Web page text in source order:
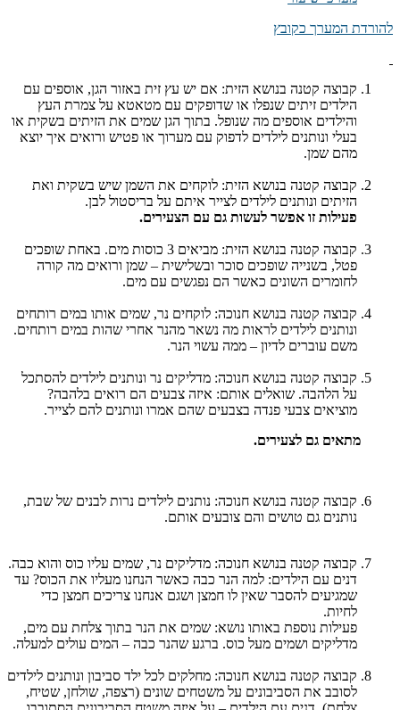
להורדת המערך כקובץ
קבוצה קטנה בנושא הזית: אם יש עץ זית באזור הגן, אוספים עם
הילדים זיתים שנפלו או שדופקים עם מטאטא על צמרת העץ
והילדים אוספים מה שנופל. בתוך הגן שמים את הזיתים בשקית או
בעלי ונותנים לילדים לדפוק עם מערוך או פטיש ורואים איך יוצא
מהם שמן.
קבוצה קטנה בנושא הזית: לוקחים את השמן שיש בשקית ואת
הזיתים ונותנים לילדים לצייר איתם על בריסטול לבן.
פעילות זו אפשר לעשות גם עם הצעירים.
קבוצה קטנה בנושא הזית: מביאים 3 כוסות מים. באחת שופכים
פטל, בשנייה שופכים סוכר ובשלישית – שמן ורואים מה קורה
לחומרים השונים כאשר הם נפגשים עם מים.
קבוצה קטנה בנושא חנוכה: לוקחים נר, שמים אותו במים רותחים
ונותנים לילדים לראות מה נשאר מהנר אחרי שהות במים רותחים.
משם עוברים לדיון – ממה עשוי הנר.
קבוצה קטנה בנושא חנוכה: מדליקים נר ונותנים לילדים להסתכל
על הלהבה. שואלים אותם: איזה צבעים הם רואים בלהבה?
מוציאים צבעי פנדה בצבעים שהם אמרו ונותנים להם לצייר.
מתאים גם לצעירים.
קבוצה קטנה בנושא חנוכה: נותנים לילדים נרות לבנים של שבת,
נותנים גם טושים והם צובעים אותם.
קבוצה קטנה בנושא חנוכה: מדליקים נר, שמים עליו כוס והוא כבה.
דנים עם הילדים: למה הנר כבה כאשר הנחנו מעליו את הכוס? עד
שמגיעים להסבר שאין לו חמצן ושגם אנחנו צריכים חמצן כדי
לחיות.
פעילות נוספת באותו נושא: שמים את הנר בתוך צלחת עם מים,
מדליקים ושמים מעל כוס. ברגע שהנר כבה – המים עולים למעלה.
קבוצה קטנה בנושא חנוכה: מחלקים לכל ילד סביבון ונותנים לילדים
לסובב את הסביבונים על משטחים שונים (רצפה, שולחן, שטיח,